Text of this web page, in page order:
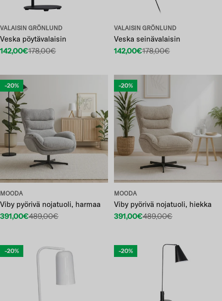
VALAISIN GRÖNLUND
Veska pöytävalaisin
Etuhinta
142,00€
Normaalihinta
178,00€
VALAISIN GRÖNLUND
Veska seinävalaisin
Etuhinta
142,00€
Normaalihinta
178,00€
-20%
MOODA
Viby pyörivä nojatuoli, harmaa
Etuhinta
391,00€
Normaalihinta
489,00€
-20%
MOODA
Viby pyörivä nojatuoli, hiekka
Etuhinta
391,00€
Normaalihinta
489,00€
-20% -20%